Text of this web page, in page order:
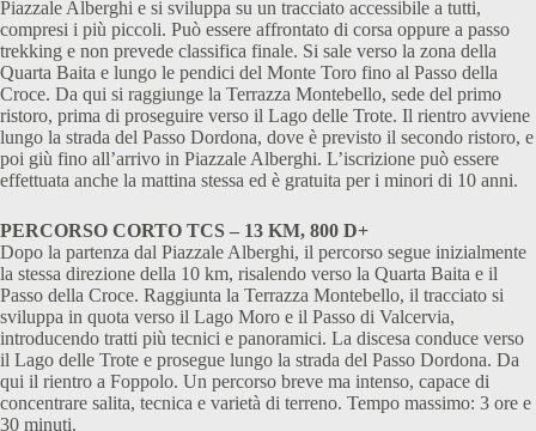
Piazzale Alberghi e si sviluppa su un tracciato accessibile a tutti,
compresi i più piccoli. Può essere affrontato di corsa oppure a passo
trekking e non prevede classifica finale. Si sale verso la zona della
Quarta Baita e lungo le pendici del Monte Toro fino al Passo della
Croce. Da qui si raggiunge la Terrazza Montebello, sede del primo
ristoro, prima di proseguire verso il Lago delle Trote. Il rientro avviene
lungo la strada del Passo Dordona, dove è previsto il secondo ristoro, e
poi giù fino all’arrivo in Piazzale Alberghi. L’iscrizione può essere
effettuata anche la mattina stessa ed è gratuita per i minori di 10 anni.
PERCORSO CORTO TCS – 13 KM, 800 D+
Dopo la partenza dal Piazzale Alberghi, il percorso segue inizialmente
la stessa direzione della 10 km, risalendo verso la Quarta Baita e il
Passo della Croce. Raggiunta la Terrazza Montebello, il tracciato si
sviluppa in quota verso il Lago Moro e il Passo di Valcervia,
introducendo tratti più tecnici e panoramici. La discesa conduce verso
il Lago delle Trote e prosegue lungo la strada del Passo Dordona. Da
qui il rientro a Foppolo. Un percorso breve ma intenso, capace di
concentrare salita, tecnica e varietà di terreno. Tempo massimo: 3 ore e
30 minuti.